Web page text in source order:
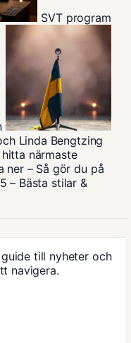
SVT program
Linda Bengtzing
närmaste
ner – Så gör du på
– Bästa stilar &
till nyheter och
navigera.